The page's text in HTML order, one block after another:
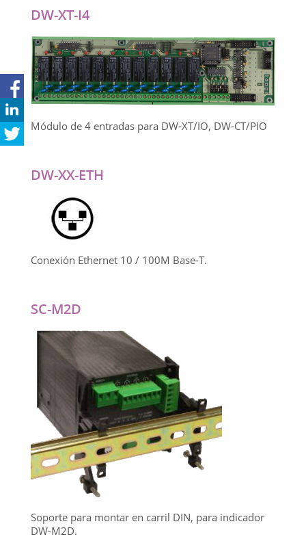
DW-XT-I4
Módulo de 4 entradas para DW-XT/IO, DW-CT/PIO
DW-XX-ETH
Conexión Ethernet 10 / 100M Base-T.
SC-M2D
Soporte para montar en carril DIN, para indicador
DW-M2D.